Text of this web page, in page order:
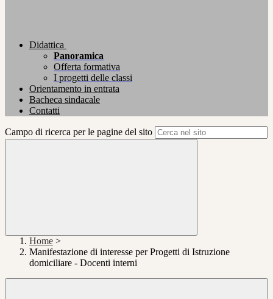
Didattica
Panoramica
Offerta formativa
I progetti delle classi
Orientamento in entrata
Bacheca sindacale
Contatti
Campo di ricerca per le pagine del sito
Home >
Manifestazione di interesse per Progetti di Istruzione
domiciliare - Docenti interni